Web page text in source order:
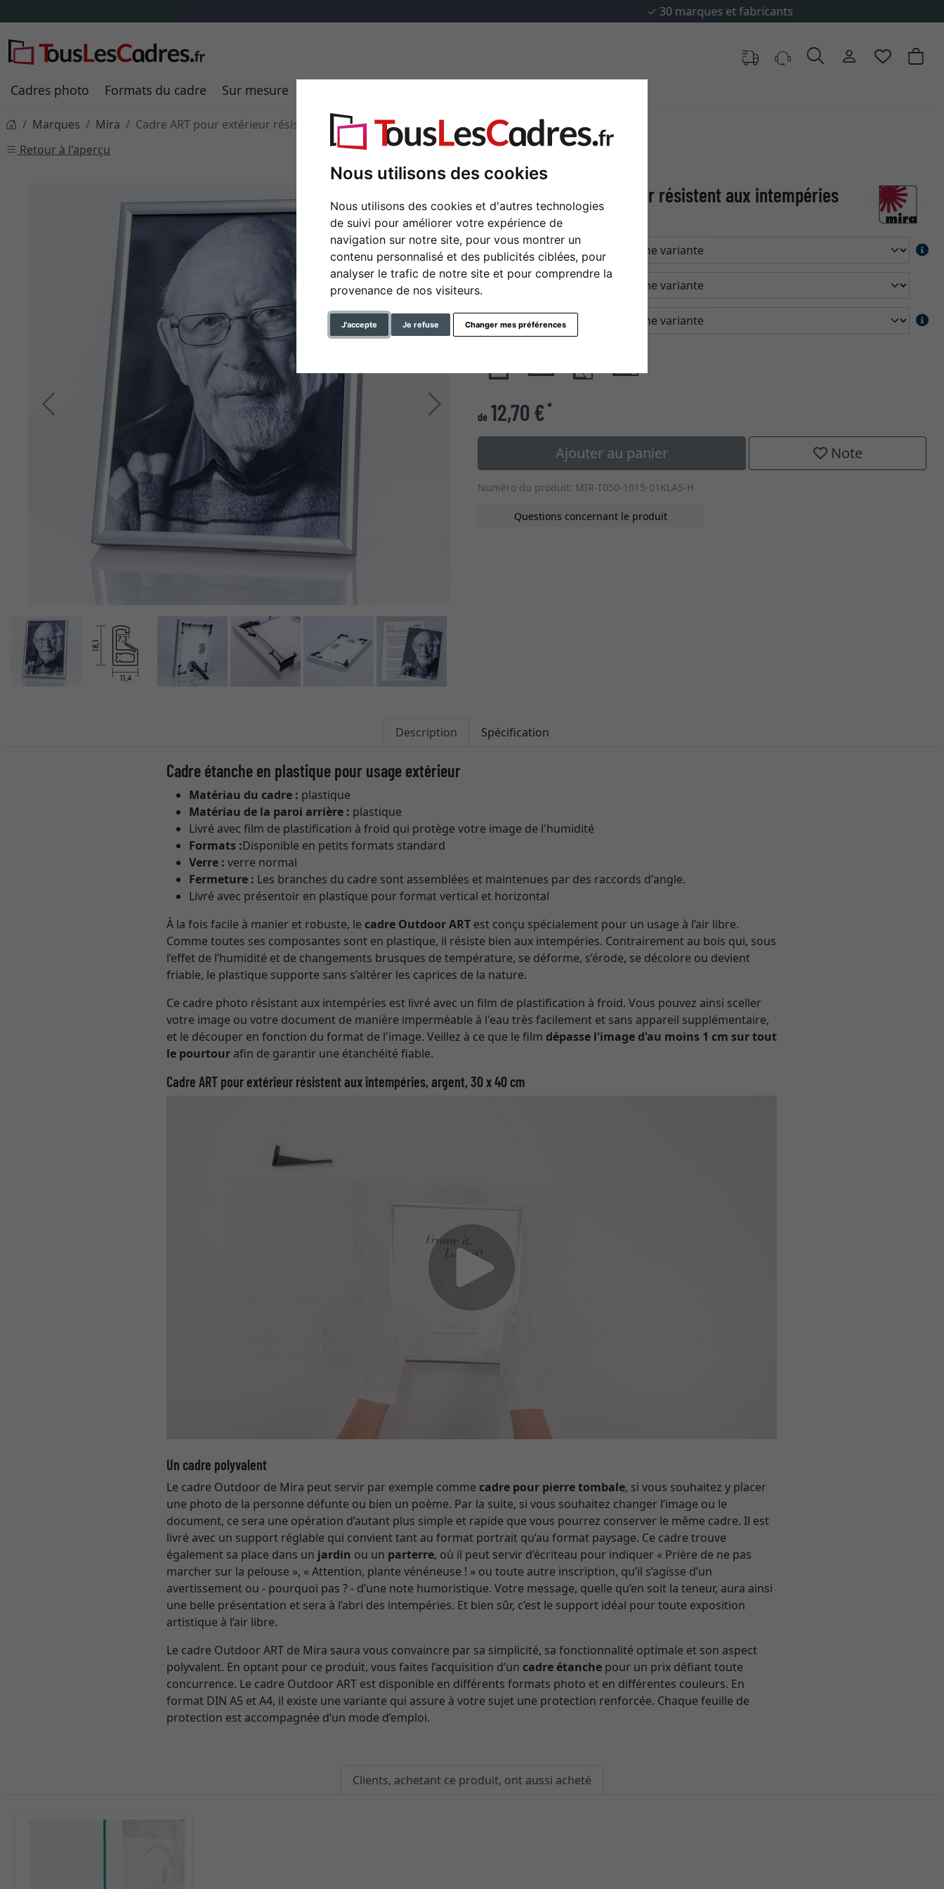
Nous utilisons des cookies
Nous utilisons des cookies et d'autres technologies
de suivi pour améliorer votre expérience de
navigation sur notre site, pour vous montrer un
contenu personnalisé et des publicités ciblées, pour
analyser le trafic de notre site et pour comprendre la
provenance de nos visiteurs.
J'accepte Je refuse Changer mes préférences
Cadres photo Formats du cadre Sur mesure
Marques Mira
Cadre ART pour extérieur résistent aux intempéries
Retour à l'aperçu
Retour Continuer
Cadre ART pour extérieur résistent aux intempéries
format
type de verre
de 12,70 €*
Ajouter au panier Note
Numéro du produit: MIR-T050-1015-01KLA5-H
Questions concernant le produit
Description Spécification
Cadre étanche en plastique pour usage extérieur
Matériau du cadre : plastique
Matériau de la paroi arrière : plastique
Livré avec film de plastification à froid qui protège votre image de l'humidité
Formats :Disponible en petits formats standard
Verre : verre normal
Fermeture : Les branches du cadre sont assemblées et maintenues par des raccords d'angle.
Livré avec présentoir en plastique pour format vertical et horizontal
À la fois facile à manier et robuste, le cadre Outdoor ART est conçu spécialement pour un usage à l’air libre.
Comme toutes ses composantes sont en plastique, il résiste bien aux intempéries. Contrairement au bois qui, sous
l’effet de l’humidité et de changements brusques de température, se déforme, s’érode, se décolore ou devient
friable, le plastique supporte sans s’altérer les caprices de la nature.
Ce cadre photo résistant aux intempéries est livré avec un film de plastification à froid. Vous pouvez ainsi sceller
votre image ou votre document de manière imperméable à l'eau très facilement et sans appareil supplémentaire,
et le découper en fonction du format de l'image. Veillez à ce que le filmdépasse l'image d'au moins 1 cm sur tout
le pourtour afin de garantir une étanchéité fiable.
Cadre ART pour extérieur résistent aux intempéries, argent, 30 x 40 cm
Un cadre polyvalent
Le cadre Outdoor de Mira peut servir par exemple comme cadre pour pierre tombale, si vous souhaitez y placer
une photo de la personne défunte ou bien un poème. Par la suite, si vous souhaitez changer l’image ou le
document, ce sera une opération d’autant plus simple et rapide que vous pourrez conserver le même cadre. Il est
livré avec un support réglable qui convient tant au format portrait qu’au format paysage. Ce cadre trouve
également sa place dans un jardin ou un parterre, où il peut servir d’écriteau pour indiquer « Prière de ne pas
marcher sur la pelouse », « Attention, plante vénéneuse ! » ou toute autre inscription, qu’il s’agisse d’un
avertissement ou - pourquoi pas ? - d’une note humoristique. Votre message, quelle qu’en soit la teneur, aura ainsi
une belle présentation et sera à l’abri des intempéries. Et bien sûr, c’est le support idéal pour toute exposition
artistique à l’air libre.
Le cadre Outdoor ART de Mira saura vous convaincre par sa simplicité, sa fonctionnalité optimale et son aspect
polyvalent. En optant pour ce produit, vous faites l’acquisition d’un cadre étanche pour un prix défiant toute
concurrence. Le cadre Outdoor ART est disponible en différents formats photo et en différentes couleurs. En
format DIN A5 et A4, il existe une variante qui assure à votre sujet une protection renforcée. Chaque feuille de
protection est accompagnée d’un mode d’emploi.
Clients, achetant ce produit, ont aussi acheté